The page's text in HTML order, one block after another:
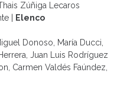
Zúñiga Lecaros
Elenco
Donoso, María Ducci,
Juan Luis Rodríguez
Carmen Valdés Faúndez,